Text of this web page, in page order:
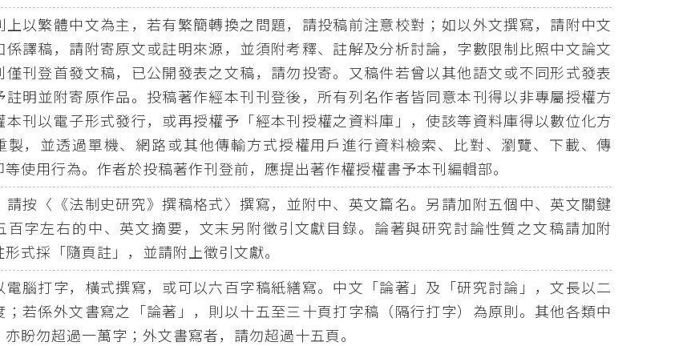
上以繁體中文為主，若有繁簡轉換之問題，請投稿前注意校對；如以外文撰寫，請附中文
係譯稿，請附寄原文或註明來源，並須附考釋、註解及分析討論，字數限制比照中文論文
僅刊登首發文稿，已公開發表之文稿，請勿投寄。又稿件若曾以其他語文或不同形式發表
註明並附寄原作品。投稿著作經本刊刊登後，所有列名作者皆同意本刊得以非專屬授權方
本刊以電子形式發行，或再授權予「經本刊授權之資料庫」，使該等資料庫得以數位化方
製，並透過單機、網路或其他傳輸方式授權用戶進行資料檢索、比對、瀏覽、下載、傳
等使用行為。作者於投稿著作刊登前，應提出著作權授權書予本刊編輯部。
請按〈《法制史研究》撰稿格式〉撰寫，並附中、英文篇名。另請加附五個中、英文關鍵
百字左右的中、英文摘要，文末另附徵引文獻目錄。論著與研究討論性質之文稿請加附
式採「隨頁註」，並請附上徵引文獻。
電腦打字，橫式撰寫，或可以六百字稿紙繕寫。中文「論著」及「研究討論」，文長以二
；若係外文書寫之「論著」，則以十五至三十頁打字稿（隔行打字）為原則。其他各類中
盼勿超過一萬字；外文書寫者，請勿超過十五頁。